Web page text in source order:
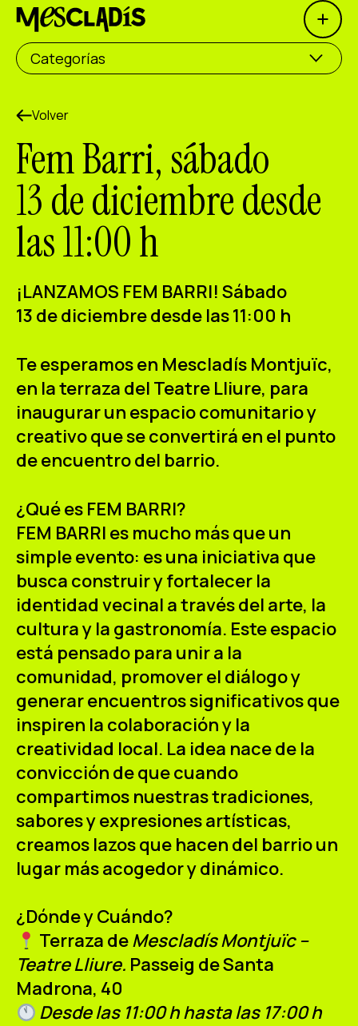
Open
Productora social
Productora de experiencias
Productora de empleo
Productora de conocimiento
Productora cultural
Agenda
Blog
Contacto
FacebookInstagramYoutubeTwitter/X
ES CA EN
Categorías
Volver
Fem Barri, sábado
13 de diciembre desde
las 11:00 h
¡LANZAMOS FEM BARRI! Sábado
13 de diciembre desde las 11:00 h
Te esperamos en Mescladís Montjuïc,
en la terraza del Teatre Lliure, para
inaugurar un espacio comunitario y
creativo que se convertirá en el punto
de encuentro del barrio.
¿Qué es FEM BARRI?
FEM BARRI es mucho más que un
simple evento: es una iniciativa que
busca construir y fortalecer la
identidad vecinal a través del arte, la
cultura y la gastronomía. Este espacio
está pensado para unir a la
comunidad, promover el diálogo y
generar encuentros significativos que
inspiren la colaboración y la
creatividad local. La idea nace de la
convicción de que cuando
compartimos nuestras tradiciones,
sabores y expresiones artísticas,
creamos lazos que hacen del barrio un
lugar más acogedor y dinámico.
¿Dónde y Cuándo?
Terraza deMescladís Montjuïc –
Teatre Lliure. Passeig de Santa
Madrona, 40
Desde las 11:00 h hasta las 17:00 h